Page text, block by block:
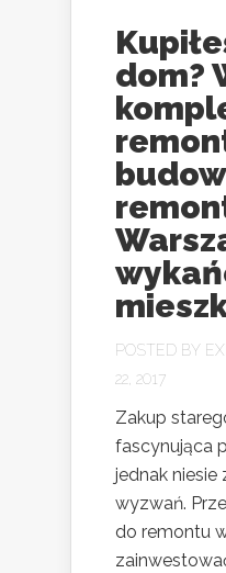
dom?
POSTED BY
22, 2017
Zakup
fascynująca
jednak niesie
wyzwań.
do remontu